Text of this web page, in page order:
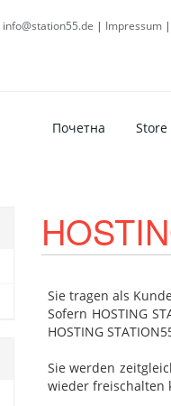
info@station55.de | Impressum |
Почетна Store
Sie tragen als
Sofern HOSTING
HOSTING
Sie werden
wieder freischalten